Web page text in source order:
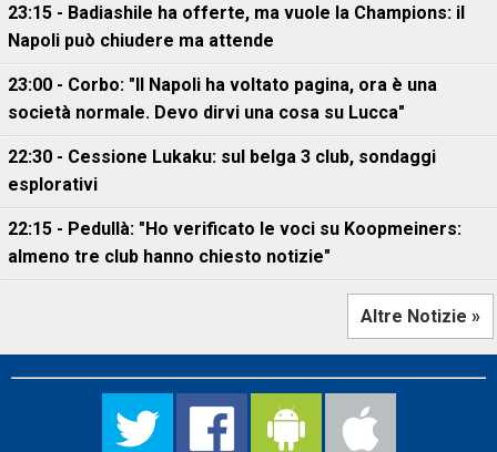
23:15 - Badiashile ha offerte, ma vuole la Champions: il
Napoli può chiudere ma attende
23:00 - Corbo: "Il Napoli ha voltato pagina, ora è una
società normale. Devo dirvi una cosa su Lucca"
22:30 - Cessione Lukaku: sul belga 3 club, sondaggi
esplorativi
22:15 - Pedullà: "Ho verificato le voci su Koopmeiners:
almeno tre club hanno chiesto notizie"
Altre Notizie »